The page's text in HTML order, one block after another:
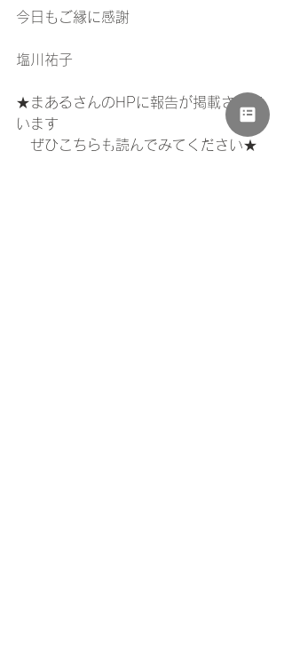
今日もご縁に感謝
塩川祐子
★まあるさんのHPに報告が掲載されて
います
ぜひこちらも読んでみてください★